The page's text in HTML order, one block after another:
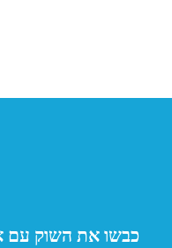
כבשו את השוק עם